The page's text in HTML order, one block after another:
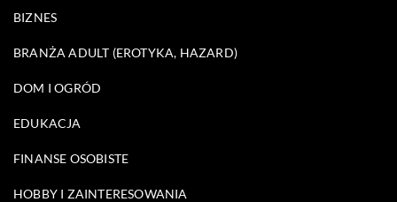
BIZNES
BRANŻA ADULT (EROTYKA, HAZARD)
DOM I OGRÓD
EDUKACJA
FINANSE OSOBISTE
HOBBY I ZAINTERESOWANIA